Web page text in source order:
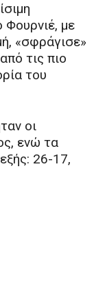
Φουρνιέ, με
«σφράγισε»
τις πιο
του
οι
ενώ τα
26-17,